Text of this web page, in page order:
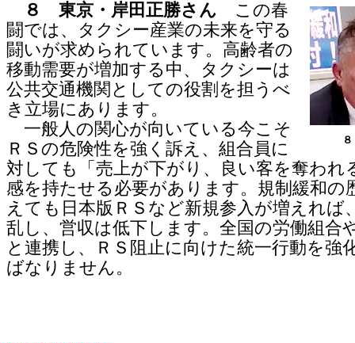
８ 東京・岸田正勝さん この春
闘では、タクシー産業の未来を守る
闘いが求められています。高齢者の
移動需要が増加する中、タクシーは
公共交通機関としての役割を担うべ
き立場にあります。
一般人の関心が向いている今こそ
ＲＳの危険性を強く訴え、組合員に
対しても「売上が下がり、良い客を奪われ
感を持たせる必要があります。規制緩和の
えても日本版ＲＳなど新規参入が増えれば
乱し、営収は低下します。全国の労働組合
と連携し、ＲＳ阻止に向けた統一行動を強
ばなりません。